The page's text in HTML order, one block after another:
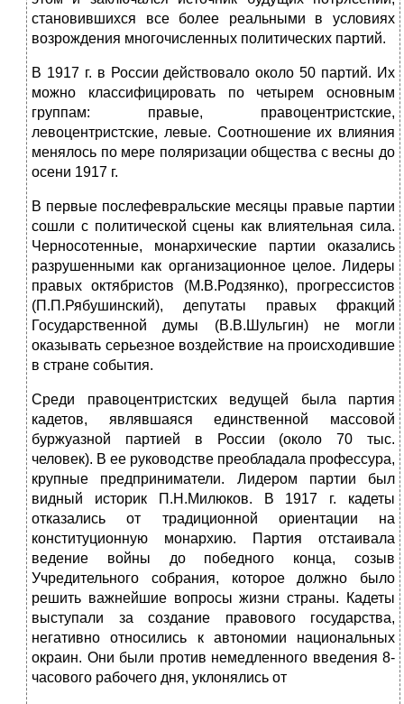
становившихся все более реальными в условиях
возрождения многочисленных политических партий.
В 1917 г. в России действовало около 50 партий. Их
можно классифицировать по четырем основным
группам: правые, пра­воцентристские,
левоцентристские, левые. Соотношение их влияния
менялось по мере поляризации общества с весны до
осени 1917 г.
В первые послефевральские месяцы правые партии
сошли с политической сцены как влиятельная сила.
Черносотенные, монархические партии оказались
разрушенными как организа­ционное целое. Лидеры
правых октябристов (М.В.Родзянко), прогрессистов
(П.П.Рябушинский), депутаты правых фракций
Государственной думы (В.В.Шульгин) не могли
оказывать се­рьезное воздействие на происходившие
в стране события.
Среди правоцентристских ведущей была партия
кадетов, яв­лявшаяся единственной массовой
буржуазной партией в России (около 70 тыс.
человек). В ее руководстве преобладала профессура,
крупные предприниматели. Лидером партии был
видный историк П.Н.Милюков. В 1917 г. кадеты
отказались от традиционной ори­ентации на
конституционную монархию. Партия отстаивала
веде­ние войны до победного конца, созыв
Учредительного собрания, которое должно было
решить важнейшие вопросы жизни страны. Кадеты
выступали за создание правового государства,
негативно относились к автономии национальных
окраин. Они были против немедленного введения 8-
часового рабочего дня, уклонялись от